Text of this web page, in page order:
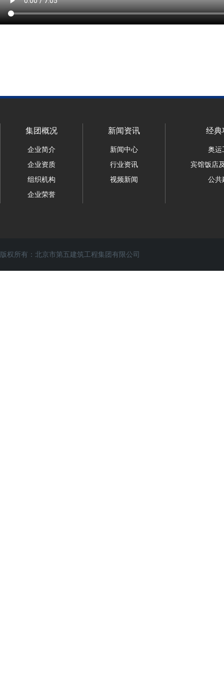
集团概况
企业简介
企业资质
组织机构
企业荣誉
新闻资讯
新闻中心
行业资讯
视频新闻
经典
奥运
宾馆饭店
公共
版权所有：北京市第五建筑工程集团有限公司